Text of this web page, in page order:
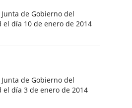
de Gobierno del
día 10 de enero de 2014
de Gobierno del
día 3 de enero de 2014